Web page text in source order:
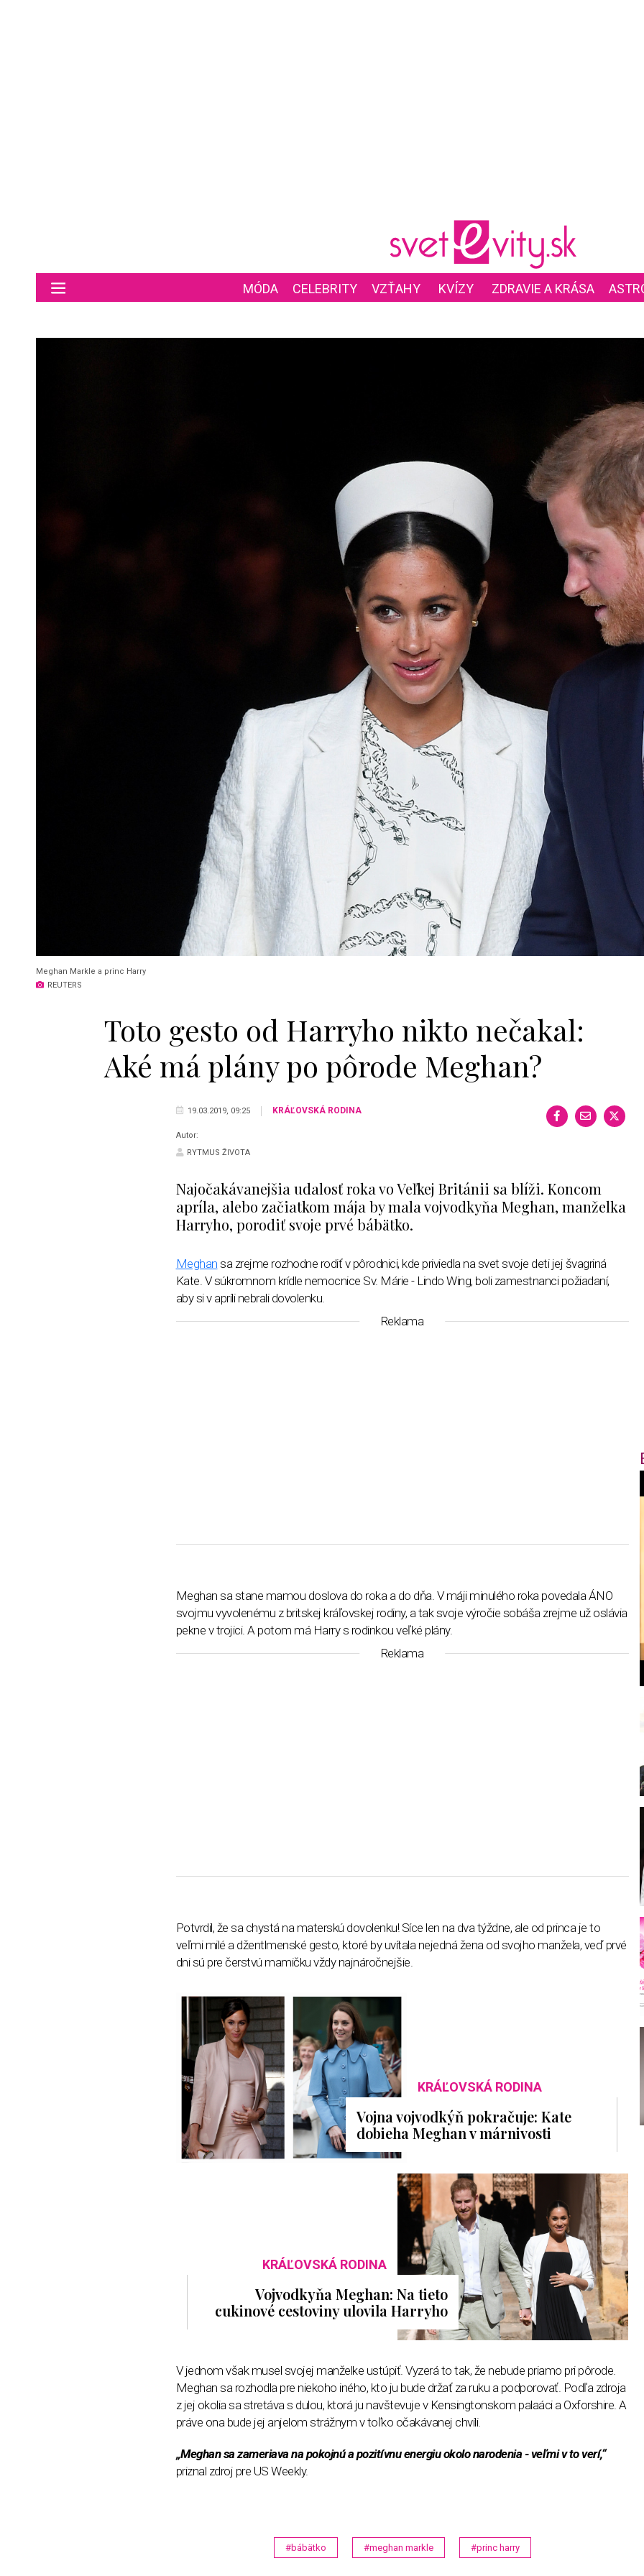
MÓDA CELEBRITY VZŤAHY KVÍZY ZDRAVIE A KRÁSA
Meghan Markle a princ Harry
REUTERS
Toto gesto od Harryho nikto nečakal:
Aké má plány po pôrode Meghan?
19.03.2019, 09:25 KRÁĽOVSKÁ RODINA
Autor:
RYTMUS ŽIVOTA
Najočakávanejšia udalosť roka vo Veľkej Británii sa blíži. Koncom
apríla, alebo začiatkom mája by mala vojvodkyňa Meghan, manželka
Harryho, porodiť svoje prvé bábätko.
Meghan sa zrejme rozhodne rodiť v pôrodnici, kde priviedla na svet svoje deti jej švagriná
Kate. V súkromnom krídle nemocnice Sv. Márie - Lindo Wing, boli zamestnanci požiadaní,
aby si v apríli nebrali dovolenku.
Reklama
Meghan sa stane mamou doslova do roka a do dňa. V máji minulého roka povedala ÁNO
svojmu vyvolenému z britskej kráľovskej rodiny, a tak svoje výročie sobáša zrejme už oslávia
pekne v trojici. A potom má Harry s rodinkou veľké plány.
Reklama
Potvrdil, že sa chystá na materskú dovolenku! Síce len na dva týždne, ale od princa je to
veľmi milé a džentlmenské gesto, ktoré by uvítala nejedná žena od svojho manžela, veď prvé
dni sú pre čerstvú mamičku vždy najnáročnejšie.
KRÁĽOVSKÁ RODINA
Vojna vojvodkýň pokračuje: Kate
dobieha Meghan v márnivosti
KRÁĽOVSKÁ RODINA
Vojvodkyňa Meghan: Na tieto
cukinové cestoviny ulovila Harryho
V jednom však musel svojej manželke ustúpiť. Vyzerá to tak, že nebude priamo pri pôrode.
Meghan sa rozhodla pre niekoho iného, kto ju bude držať za ruku a podporovať. Podľa zdroja
z jej okolia sa stretáva s dulou, ktorá ju navštevuje v Kensingtonskom palaáci a Oxforshire. A
práve ona bude jej anjelom strážnym v toľko očakávanej chvíli.
„Meghan sa zameriava na pokojnú a pozitívnu energiu okolo narodenia - veľmi v to verí,“
priznal zdroj pre US Weekly.
#bábätko #meghan markle #princ harry
f
u
s